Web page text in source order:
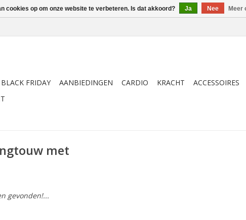
BLACK FRIDAY AANBIEDINGEN CARDIO KRACHT
ACCESSOIRES
met
gevonden!...
cookies op om onze website te verbeteren. Is dat akkoord? Ja Nee Meer